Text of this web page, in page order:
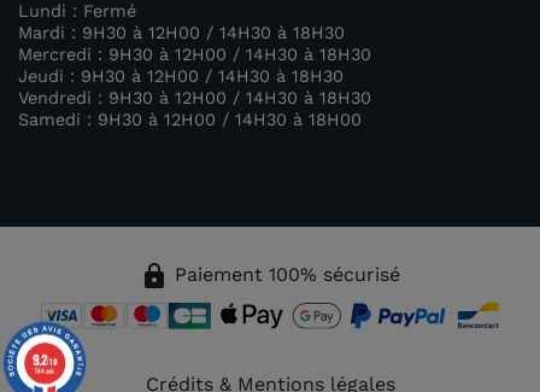
Lundi : Fermé
Mardi : 9H30 à 12H00 / 14H30 à 18H30
Mercredi : 9H30 à 12H00 / 14H30 à 18H30
Jeudi : 9H30 à 12H00 / 14H30 à 18H30
Vendredi : 9H30 à 12H00 / 14H30 à 18H30
Samedi : 9H30 à 12H00 / 14H30 à 18H00
lock Paiement 100% sécurisé
Crédits & Mentions légales
9.2/10
544 avis